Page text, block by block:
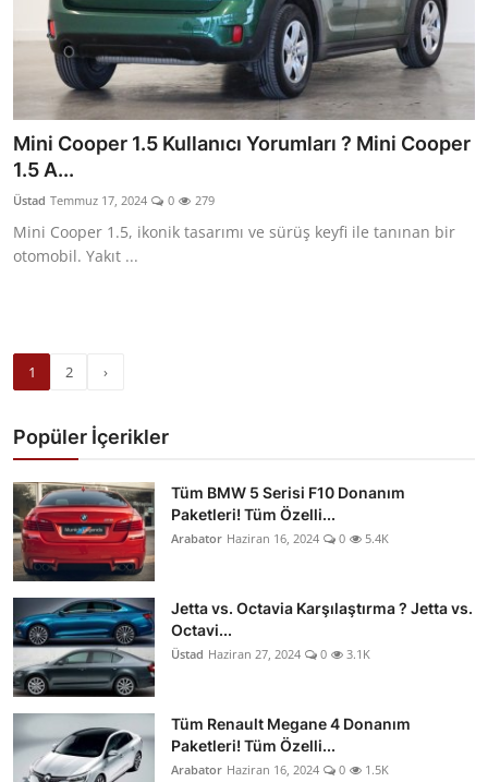
Mini Cooper 1.5 Kullanıcı Yorumları ? Mini Cooper
1.5 A...
Üstad Temmuz 17, 2024 0 279
Mini Cooper 1.5, ikonik tasarımı ve sürüş keyfi ile tanınan bir
otomobil. Yakıt ...
1 2 ›
Popüler İçerikler
Tüm BMW 5 Serisi F10 Donanım
Paketleri! Tüm Özelli...
Arabator Haziran 16, 2024 0 5.4K
Jetta vs. Octavia Karşılaştırma ? Jetta vs.
Octavi...
Üstad Haziran 27, 2024 0 3.1K
Tüm Renault Megane 4 Donanım
Paketleri! Tüm Özelli...
Arabator Haziran 16, 2024 0 1.5K